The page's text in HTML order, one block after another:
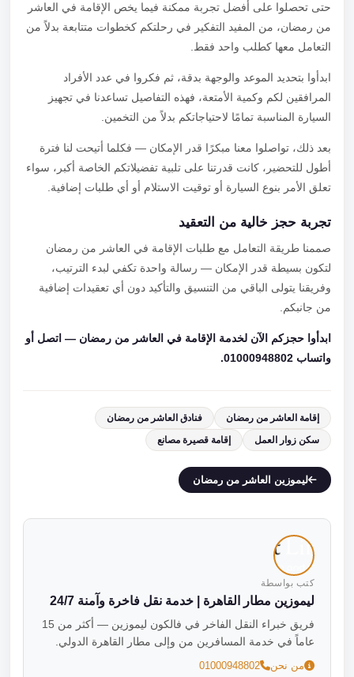
حتى تحصلوا على أفضل تجربة ممكنة فيما يخص الإقامة في العاشر
من رمضان، من المفيد التفكير في رحلتكم كخطوات متتابعة بدلاً من
التعامل معها كطلب واحد فقط.
ابدأوا بتحديد الموعد والوجهة بدقة، ثم فكروا في عدد الأفراد
المرافقين لكم وكمية الأمتعة، فهذه التفاصيل تساعدنا في تجهيز
السيارة المناسبة تمامًا لاحتياجاتكم بدلاً من التخمين.
بعد ذلك، تواصلوا معنا مبكرًا قدر الإمكان — فكلما أتيحت لنا فترة
أطول للتحضير، كانت قدرتنا على تلبية تفضيلاتكم الخاصة أكبر، سواء
تعلق الأمر بنوع السيارة أو توقيت الاستلام أو أي طلبات إضافية.
تجربة حجز خالية من التعقيد
صممنا طريقة التعامل مع طلبات الإقامة في العاشر من رمضان
لتكون بسيطة قدر الإمكان — رسالة واحدة تكفي لبدء الترتيب،
وفريقنا يتولى الباقي من التنسيق والتأكيد دون أي تعقيدات إضافية
من جانبكم.
ابدأوا حجزكم الآن لخدمة الإقامة في العاشر من رمضان — اتصل أو
واتساب 01000948802.
إقامة العاشر من رمضان
فنادق العاشر من رمضان
سكن زوار العمل
إقامة قصيرة مصانع
ليموزين العاشر من رمضان
كتب بواسطة
ليموزين مطار القاهرة | خدمة نقل فاخرة وآمنة 24/7
فريق خبراء النقل الفاخر في فالكون ليموزين — أكثر من 15
عاماً في خدمة المسافرين من وإلى مطار القاهرة الدولي.
من نحن 01000948802